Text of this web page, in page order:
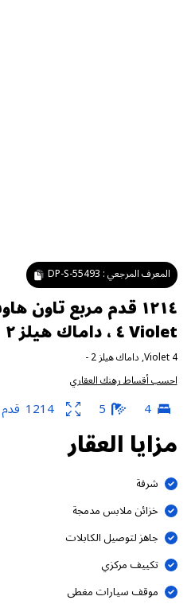
المعرف المرجعي : DP-S-55493
١٢١٤ قدم مربع تاون
Violet ٤ ، داماك هيلز ٢
Violet 4
,داماك هيلز 2 -
احسب أقساط رهنك العقاري
4
5
1214
مزايا العقار
شرفة
خزائن ملابس مدمجة
جاهز لتوصيل الكابلات
تكييف مركزي
موقف سيارات مغطى